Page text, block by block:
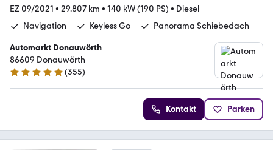
EZ 09/2021 • 29.807 km • 140 kW (190 PS) • Diesel
Navigation
Keyless Go Panorama Schiebedach
Automarkt Donauwörth
86609 Donauwörth
4.9 Sterne
(355)
Kontakt Parken